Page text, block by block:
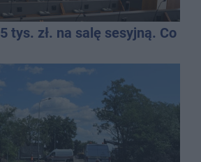
tys. zł. na salę sesyjną. Co